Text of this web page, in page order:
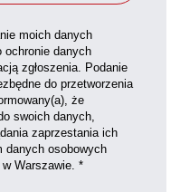
moich danych
ochronie danych
zgłoszenia. Podanie
do przetworzenia
że
swoich danych,
zaprzestania ich
danych osobowych
Warszawie. *